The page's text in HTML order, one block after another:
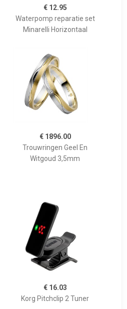
€ 12.95
Waterpomp reparatie set
Minarelli Horizontaal
€ 1896.00
Trouwringen Geel En
Witgoud 3,5mm
€ 16.03
Korg Pitchclip 2 Tuner